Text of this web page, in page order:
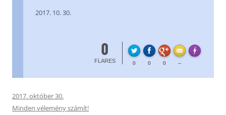
2017. 10. 30.
0
FLARES 0 0 0 --
Made with
2017. október 30.
Minden vélemény számít!